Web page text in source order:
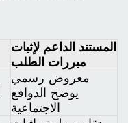
المستند الداعم لإثبات
مبررات الطلب
معروض رسمي
يوضح الدوافع
الاجتماعية